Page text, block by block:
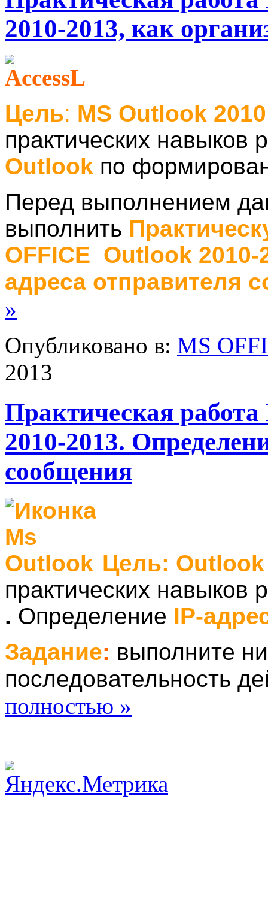
2010-2013, как
Цель: MS Outlook 2010
практических навыков
Outlook по
Перед выполнением
выполнить
OFFICE Outlook
адреса отправителя
»
Опубликовано в: MS
2013
Практическая
2010-2013.
сообщения
Цель: Outlook
практических навыков
. Определение IP-
Задание: выполните
последовательность
полностью »